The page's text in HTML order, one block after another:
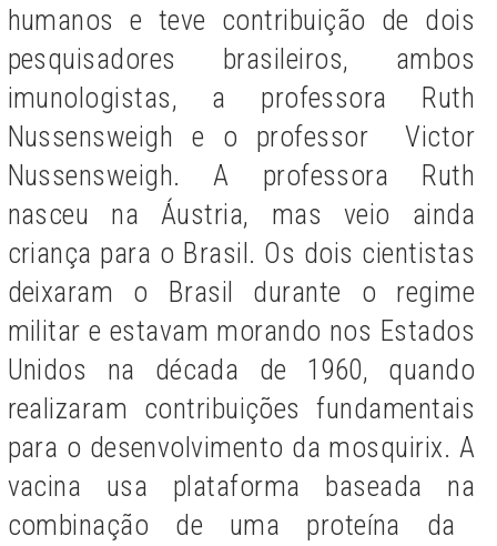
humanos e teve contribuição de dois
pesquisadores brasileiros, ambos
imunologistas, a professora Ruth
Nussensweigh e o professor Victor
Nussensweigh. A professora Ruth
nasceu na Áustria, mas veio ainda
criança para o Brasil. Os dois cientistas
deixaram o Brasil durante o regime
militar e estavam morando nos Estados
Unidos na década de 1960, quando
realizaram contribuições fundamentais
para o desenvolvimento da mosquirix. A
vacina usa plataforma baseada na
combinação de uma proteína da